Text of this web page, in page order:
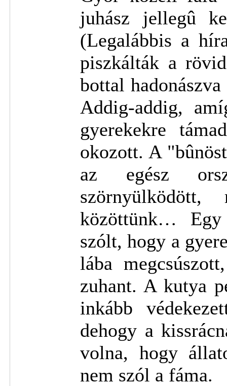
juhász jellegû
(Legalábbis a
piszkálták a
bottal
Addig-addig,
gyerekekre
okozott. A
az egész
szörnyülködött,
közöttünk…
szólt, hogy a
lába
zuhant. A kutya
inkább
dehogy a
volna, hogy
nem szól a fáma.